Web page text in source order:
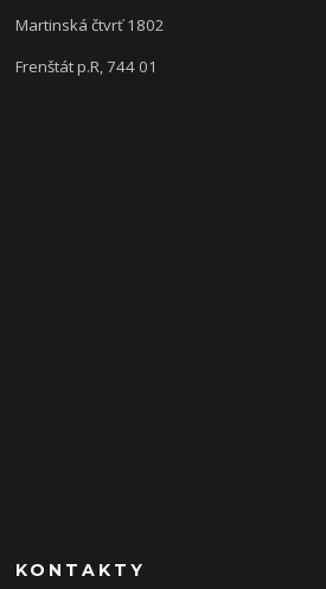
Martinská čtvrť 1802
Frenštát p.R, 744 01
KONTAKTY